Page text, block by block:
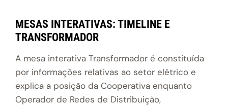
MESAS INTERATIVAS: TIMELINE E
TRANSFORMADOR
A mesa interativa Transformador é constituída
por informações relativas ao setor elétrico e
explica a posição da Cooperativa enquanto
Operador de Redes de Distribuição,